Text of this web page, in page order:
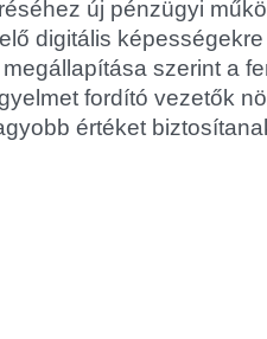
új pénzügyi
digitális
szerint a
fordító vezetők
értéket